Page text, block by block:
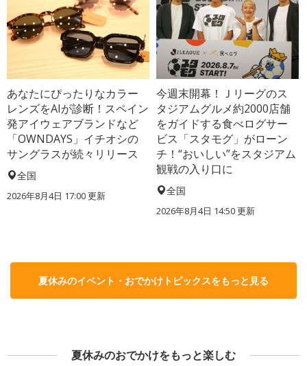
あなたにぴったりなカラー
レンズをAIが診断！スペイン
発アイウェアブランドなど
「OWNDAYS」イチオシの
サングラスが続々リリース
全国
2026年8月4日 17:00更新
今週末開幕！Ｊリーグのス
タジアムグルメ約2000店舗
をガイドする食べログサー
ビス「スタモグ」がローン
チ！“おいしい”をスタジアム
観戦の入り口に
全国
2026年8月4日 14:50更新
夏休みのイベント・おでかけトピックスをもっと見る
夏休みのおでかけをもっと楽しむ